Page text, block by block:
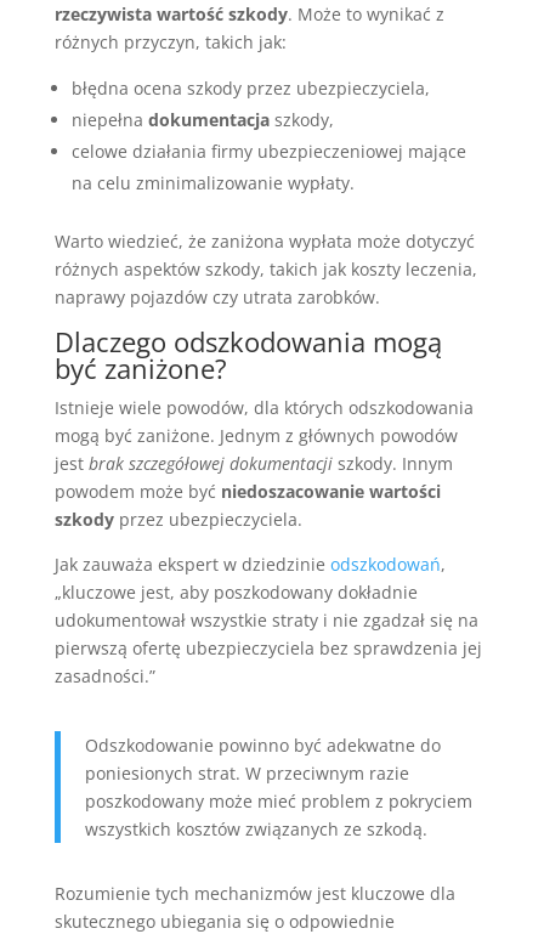
rzeczywista wartość szkody. Może to wynikać z
różnych przyczyn, takich jak:
błędna ocena szkody przez ubezpieczyciela,
niepełna dokumentacjaszkody,
celowe działania firmy ubezpieczeniowej mające
na celu zminimalizowanie wypłaty.
Warto wiedzieć, że zaniżona wypłata może dotyczyć
różnych aspektów szkody, takich jak koszty leczenia,
naprawy pojazdów czy utrata zarobków.
Dlaczego odszkodowania mogą
być zaniżone?
Istnieje wiele powodów, dla których odszkodowania
mogą być zaniżone. Jednym z głównych powodów
jest brak szczegółowej dokumentacjiszkody. Innym
powodem może być niedoszacowanie wartości
szkodyprzez ubezpieczyciela.
Jak zauważa ekspert w dziedzinie odszkodowań,
„kluczowe jest, aby poszkodowany dokładnie
udokumentował wszystkie straty i nie zgadzał się na
pierwszą ofertę ubezpieczyciela bez sprawdzenia jej
zasadności.”
Odszkodowanie powinno być adekwatne do
poniesionych strat. W przeciwnym razie
poszkodowany może mieć problem z pokryciem
wszystkich kosztów związanych ze szkodą.
Rozumienie tych mechanizmów jest kluczowe dla
skutecznego ubiegania się o odpowiednie